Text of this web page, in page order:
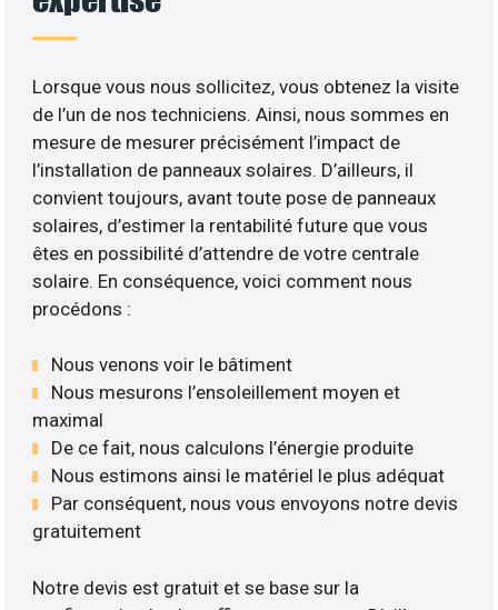
Lorsque vous nous sollicitez, vous obtenez la visite
de l’un de nos techniciens. Ainsi, nous sommes en
mesure de mesurer précisément l’impact de
l’installation de panneaux solaires. D’ailleurs, il
convient toujours, avant toute pose de panneaux
solaires, d’estimer la rentabilité future que vous
êtes en possibilité d’attendre de votre centrale
solaire. En conséquence, voici comment nous
procédons :
Nous venons voir le bâtiment
Nous mesurons l’ensoleillement moyen et
maximal
De ce fait, nous calculons l’énergie produite
Nous estimons ainsi le matériel le plus adéquat
Par conséquent, nous vous envoyons notre devis
gratuitement
Notre devis est gratuit et se base sur la